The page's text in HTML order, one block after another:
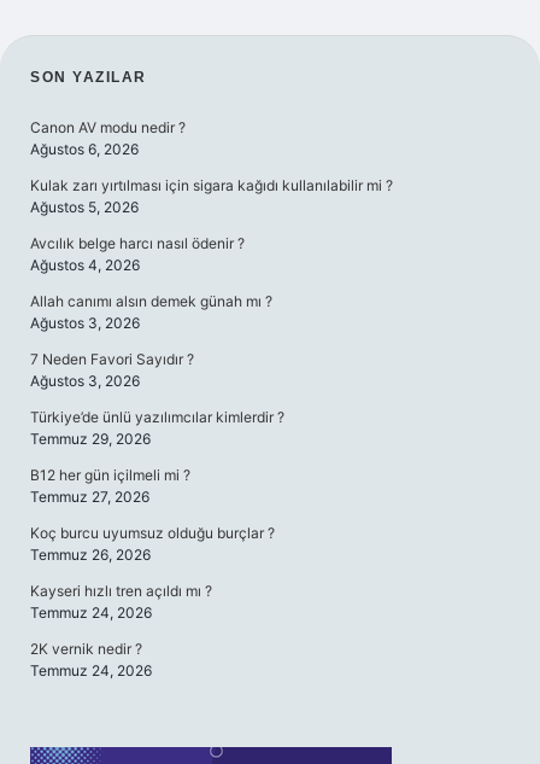
SIDEBAR
SON YAZILAR
Canon AV modu nedir ?
Ağustos 6, 2026
Kulak zarı yırtılması için sigara kağıdı kullanılabilir mi ?
Ağustos 5, 2026
Avcılık belge harcı nasıl ödenir ?
Ağustos 4, 2026
Allah canımı alsın demek günah mı ?
Ağustos 3, 2026
7 Neden Favori Sayıdır ?
Ağustos 3, 2026
Türkiye’de ünlü yazılımcılar kimlerdir ?
Temmuz 29, 2026
B12 her gün içilmeli mi ?
Temmuz 27, 2026
Koç burcu uyumsuz olduğu burçlar ?
Temmuz 26, 2026
Kayseri hızlı tren açıldı mı ?
Temmuz 24, 2026
2K vernik nedir ?
Temmuz 24, 2026